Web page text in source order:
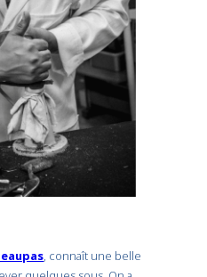
, connaît une belle